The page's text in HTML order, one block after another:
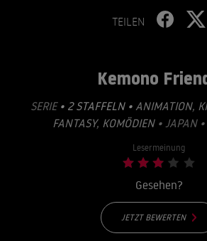
TEILEN
Kemono
SERIE • 2 STAFFELN • ANIMATION,
FANTASY, KOMÖDIEN• JAPAN
Lesermeinung
Gesehen?
JETZT BEWERTEN